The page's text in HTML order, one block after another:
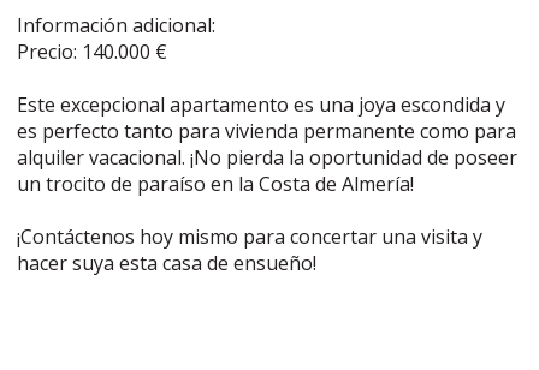
Información adicional:
Precio: 140.000 €
Este excepcional apartamento es una joya escondida y
es perfecto tanto para vivienda permanente como para
alquiler vacacional. ¡No pierda la oportunidad de poseer
un trocito de paraíso en la Costa de Almería!
¡Contáctenos hoy mismo para concertar una visita y
hacer suya esta casa de ensueño!